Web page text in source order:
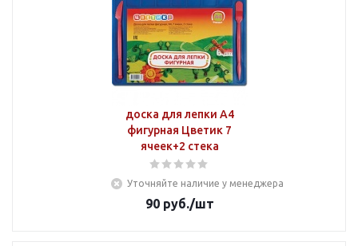
доска для лепки А4
фигурная Цветик 7
ячеек+2 стека
Уточняйте наличие у менеджера
90руб./шт